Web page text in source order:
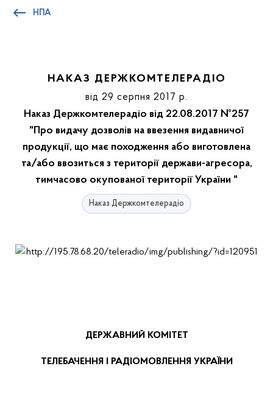
НПА
НАКАЗ ДЕРЖКОМТЕЛЕРАДІО
від 29 серпня 2017 р.
Наказ Держкомтелерадіо від 22.08.2017 №257
"Про видачу дозволів на ввезення видавничої
продукції, що має походження або виготовлена
та/або ввозиться з території держави-агресора,
тимчасово окупованої території України "
Наказ Держкомтелерадіо
ДЕРЖАВНИЙ КОМІТЕТ
ТЕЛЕБАЧЕННЯ І РАДІОМОВЛЕННЯ УКРАЇНИ